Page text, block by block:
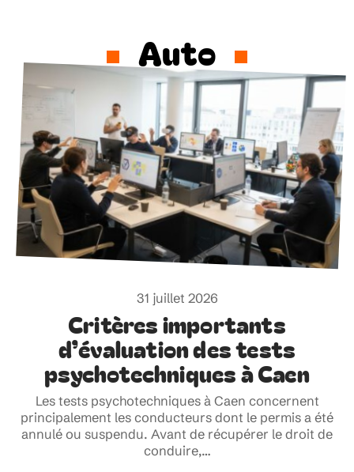
Auto
31 juillet 2026
Critères importants
d’évaluation des tests
psychotechniques à Caen
Les tests psychotechniques à Caen concernent
principalement les conducteurs dont le permis a été
annulé ou suspendu. Avant de récupérer le droit de
conduire,…